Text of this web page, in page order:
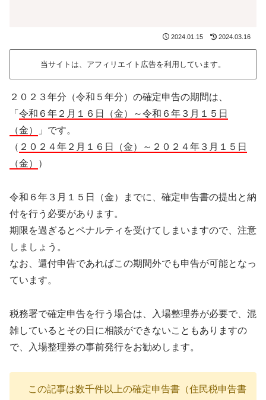
2024.01.15 2024.03.16
当サイトは、アフィリエイト広告を利用しています。
２０２３年分（令和５年分）の確定申告の期間は、
「 令和６年２月１６日（金）～令和６年３月１５日
（金）
」です。
（ ２０２４年２月１６日（金）～２０２４年３月１５日
（金）
）
令和６年３月１５日（金）までに、確定申告書の提出と納
付を行う必要があります。
期限を過ぎるとペナルティを受けてしまいますので、注意
しましょう。
なお、還付申告であればこの期間外でも申告が可能となっ
ています。
税務署で確定申告を行う場合は、入場整理券が必要で、混
雑しているとその日に相談ができないこともありますの
で、入場整理券の事前発行をお勧めします。
この記事は数千件以上の確定申告書（住民税申告書